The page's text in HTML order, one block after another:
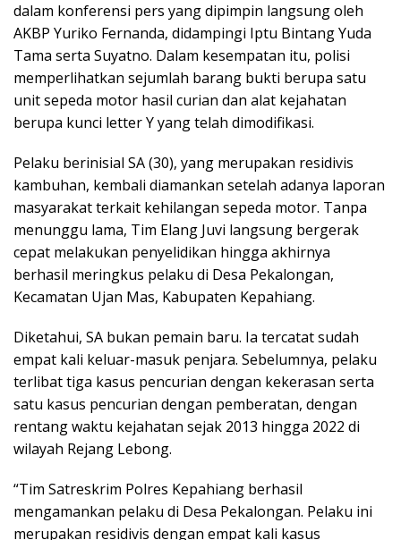
dalam konferensi pers yang dipimpin langsung oleh
AKBP Yuriko Fernanda, didampingi Iptu Bintang Yuda
Tama serta Suyatno. Dalam kesempatan itu, polisi
memperlihatkan sejumlah barang bukti berupa satu
unit sepeda motor hasil curian dan alat kejahatan
berupa kunci letter Y yang telah dimodifikasi.
Pelaku berinisial SA (30), yang merupakan residivis
kambuhan, kembali diamankan setelah adanya laporan
masyarakat terkait kehilangan sepeda motor. Tanpa
menunggu lama, Tim Elang Juvi langsung bergerak
cepat melakukan penyelidikan hingga akhirnya
berhasil meringkus pelaku di Desa Pekalongan,
Kecamatan Ujan Mas, Kabupaten Kepahiang.
Diketahui, SA bukan pemain baru. Ia tercatat sudah
empat kali keluar-masuk penjara. Sebelumnya, pelaku
terlibat tiga kasus pencurian dengan kekerasan serta
satu kasus pencurian dengan pemberatan, dengan
rentang waktu kejahatan sejak 2013 hingga 2022 di
wilayah Rejang Lebong.
“Tim Satreskrim Polres Kepahiang berhasil
mengamankan pelaku di Desa Pekalongan. Pelaku ini
merupakan residivis dengan empat kali kasus